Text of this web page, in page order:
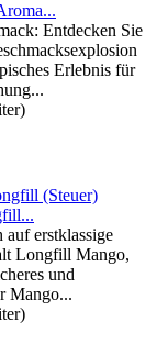
Entdecken Sie
Erlebnis für
auf erstklassige
Longfill Mango,
und
Mango...